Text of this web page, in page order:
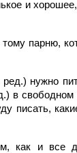
и
парню,
ред.) нужно
в свободном
писать,
как и все